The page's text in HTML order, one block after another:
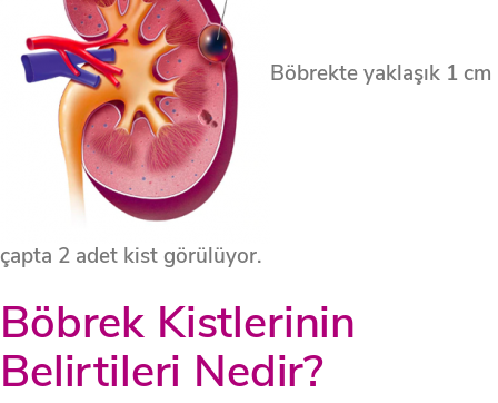
Böbrekte yaklaşık 1 cm
çapta 2 adet kist görülüyor.
Böbrek Kistlerinin
Belirtileri Nedir?